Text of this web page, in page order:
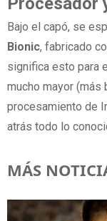
Bajo el capó, se
Bionic, fabricado
significa esto para
mucho mayor (más
procesamiento de
atrás todo lo
MÁS